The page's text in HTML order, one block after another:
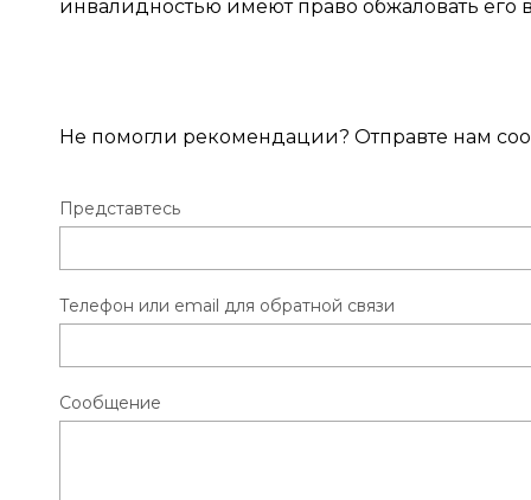
инвалидностью имеют право обжаловать его
Не помогли рекомендации? Отправте нам
Представтесь
Телефон или email для обратной связи
Сообщение